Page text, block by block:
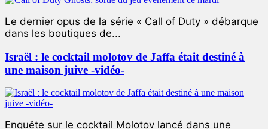
Le dernier opus de la série « Call of Duty » débarque
dans les boutiques de...
Israël : le cocktail molotov de Jaffa était destiné à
une maison juive -vidéo-
Enquête sur le cocktail Molotov lancé dans une